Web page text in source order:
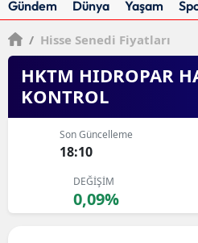
Gündem Dünya Yaşam
/ Hisse Senedi Fiyatları
HKTM HIDROPAR
KONTROL
Son Güncelleme
18:10
DEĞİŞİM
0,09%